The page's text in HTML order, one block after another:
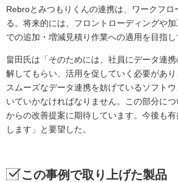
Rebroとみつもりくんの連携は、ワークフロ
る。将来的には、フロントローディングや
での追加・増減見積り作業への適用を目指し
畠田氏は「そのためには、社員にデータ連
解してもらい、活用を促していく必要があり
スムーズなデータ連携を妨げているソフト
いていかなければなりません。この部分に
からの改善提案に期待しています。今後も
します」と要望した。
この事例で取り上げた製品